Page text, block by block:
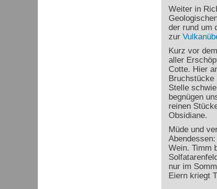
Weiter in
der rund um
zur
Kurz vor
aller
Cotte. Hier
Bruchstücke
Stelle
begnügen
reinen
Obsidiane.
Müde und
Wein. Timm
nur im
Eiern kriegt